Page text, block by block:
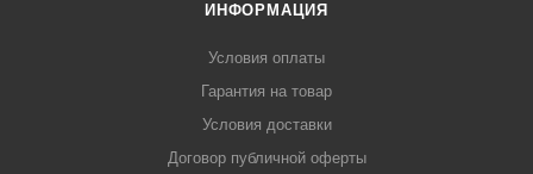
ИНФОРМАЦИЯ
Условия оплаты
Гарантия на товар
Условия доставки
Договор публичной оферты